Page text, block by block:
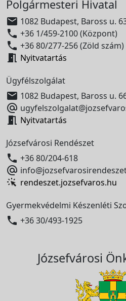
Polgármesteri Hivatal
 1082 Budapest, Baross u.
 +36 1/459-2100 (Központ)
 +36 80/277-256 (Zöld szám)
 Nyitvatartás
Ügyfélszolgálat
 1082 Budapest, Baross u.

 Nyitvatartás
Józsefvárosi Rendészet
 +36 80/204-618

rendeszet.jozsefvaros.hu
Gyermekvédelmi Készenléti
 +36 30/493-1925
Józsefvárosi